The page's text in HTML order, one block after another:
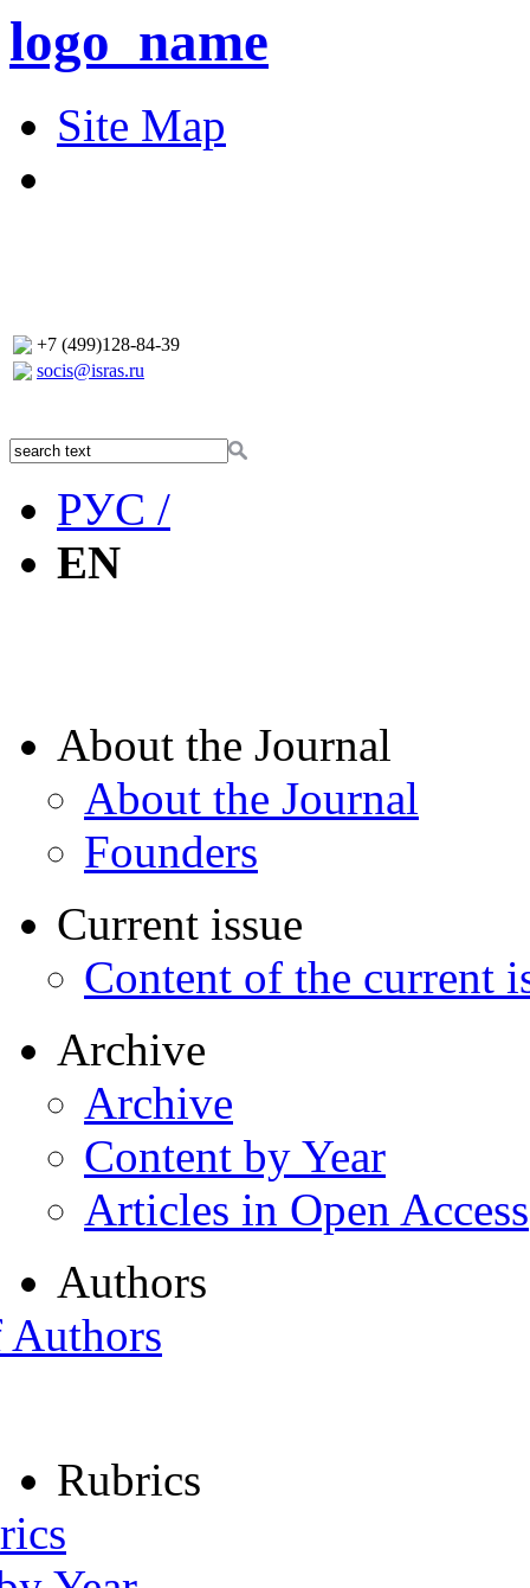
logo_name
Site Map
+7 (499)128-84-39
socis@isras.ru
РУС /
EN
About the Journal
About the Journal
Founders
Current issue
Content of the current
Archive
Archive
Content by Year
Articles in Open Access
Authors
Rubrics